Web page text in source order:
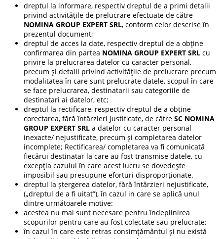
dreptul la informare, respectiv dreptul de a primi detalii
privind activitățile de prelucrare efectuate de către
NOMINA GROUP EXPERT SRL, conform celor descrise în
prezentul document;
dreptul de acces la date, respectiv dreptul de a obține
confirmarea din partea NOMINA GROUP EXPERT SRL cu
privire la prelucrarea datelor cu caracter personal,
precum și detalii privind activitățile de prelucrare precum
modalitatea în care sunt prelucrate datele, scopul în care
se face prelucrarea, destinatarii sau categoriile de
destinatari ai datelor, etc;
dreptul la rectificare, respectiv dreptul de a obține
corectarea, fără întârzieri justificate, de către SC NOMINA
GROUP EXPERT SRL a datelor cu caracter personal
inexacte/ nejustificate, precum și completarea datelor
incomplete; Rectificarea/ completarea va fi comunicată
fiecărui destinatar la care au fost transmise datele, cu
excepția cazului în care acest lucru se dovedește
imposibil sau presupune eforturi disproporționate.
dreptul la ștergerea datelor, fără întârzieri nejustificate,
(„dreptul de a fi uitat”), în cazul in care se aplică unul
dintre următoarele motive:
acestea nu mai sunt necesare pentru îndeplinirea
scopurilor pentru care au fost colectate sau prelucrate;
în cazul în care este retras consimțământul și nu există